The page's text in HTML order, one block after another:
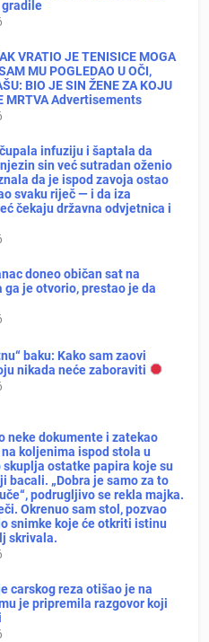
gradile
VRATIO JE TENISICE MOGA
MU POGLEDAO U OČI,
BIO JE SIN ŽENE ZA KOJU
MRTVA Advertisements
infuziju i šaptala da
sin već sutradan oženio
da je ispod zavoja ostao
svaku riječ — i da iza
čekaju državna odvjetnica i
doneo običan sat na
ga je otvorio, prestao je da
baku: Kako sam zaovi
nikada neće zaboraviti
neke dokumente i zatekao
koljenima ispod stola u
skuplja ostatke papira koje su
bacali. „Dobra je samo za to
podrugljivo se rekla majka.
Okrenuo sam stol, pozvao
snimke koje će otkriti istinu
skrivala.
carskog reza otišao je na
je pripremila razgovor koji